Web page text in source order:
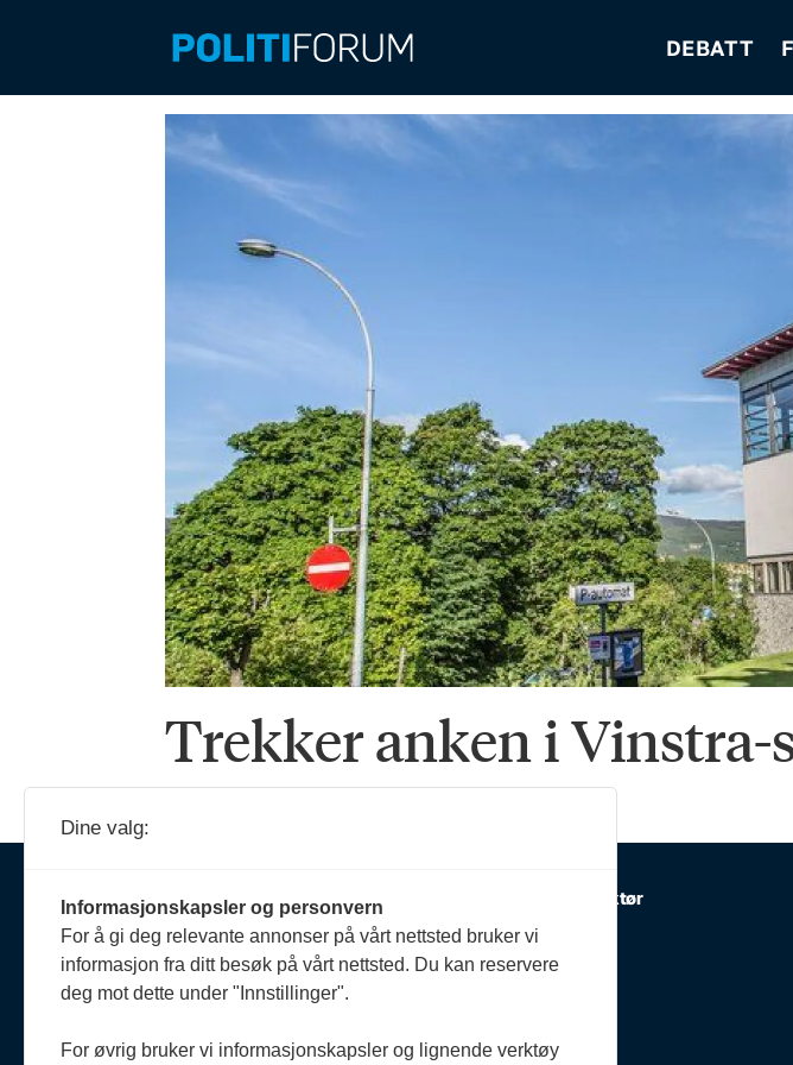
DEBATT
Trekker anken i Vinstra-
Om oss
Politiforum er et redaksjonelt
etter Vær varsom-plakaten og
Ansvarlig redaktør
908 64 608
redaktor@pf.no
Oda Aarseth
Dine valg:
Informasjonskapsler og personvern
For å gi deg relevante annonser på vårt nettsted bruker vi
informasjon fra ditt besøk på vårt nettsted. Du kan reservere
deg mot dette under "Innstillinger".
For øvrig bruker vi informasjonskapsler og lignende verktøy